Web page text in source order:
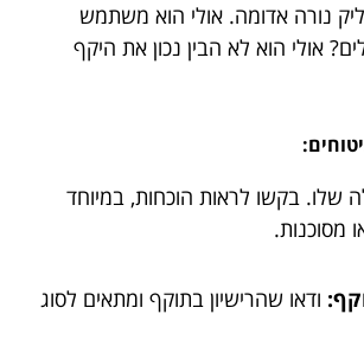
נורה אדומה. אולי הוא משתמש
אולי הוא לא הבין נכון את היקף
שלו. בקשו לראות הוכחות, במיוחד
מסוכנות.
ודאו שהרישיון בתוקף ומתאים לסוג